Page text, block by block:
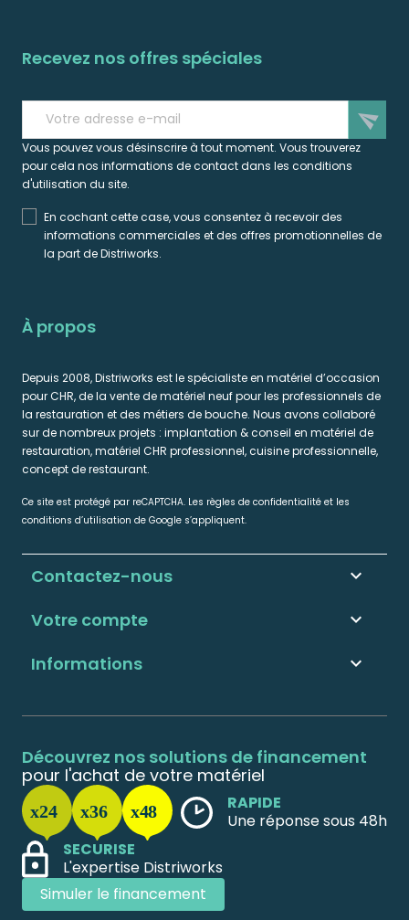
Recevez nos offres spéciales
send
Vous pouvez vous désinscrire à tout moment. Vous trouverez
pour cela nos informations de contact dans les conditions
d'utilisation du site.
En cochant cette case, vous consentez à recevoir des
informations commerciales et des offres promotionnelles de
la part de Distriworks.
À propos
Depuis 2008, Distriworks est le spécialiste en matériel d’occasion
pour CHR, de la vente de matériel neuf pour les professionnels de
la restauration et des métiers de bouche. Nous avons collaboré
sur de nombreux projets : implantation & conseil en matériel de
restauration, matériel CHR professionnel, cuisine professionnelle,
concept de restaurant.
Ce site est protégé par reCAPTCHA. Les règles de confidentialité et les
conditions d’utilisation de Google s’appliquent.
Informations 
Votre compte 
Contactez-nous keyboard_arrow_down
Découvrez nos solutions de financement
pour l'achat de votre matériel
RAPIDE
Une réponse sous 48h
SECURISE
L'expertise Distriworks
Simuler le financement